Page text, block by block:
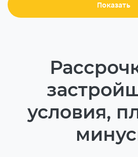
Показать
условия,